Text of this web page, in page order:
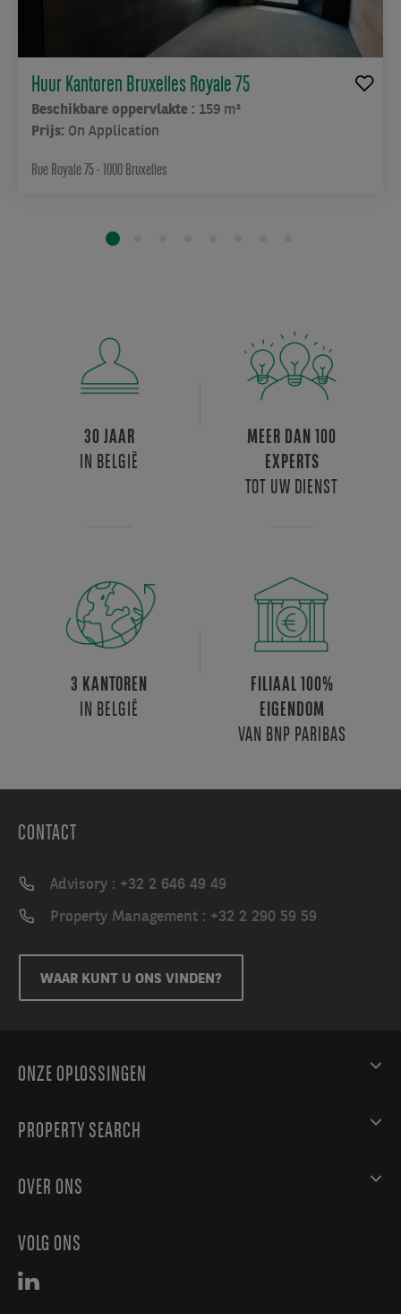
Huur Kantoren Bruxelles Royale 75
Beschikbare oppervlakte : 159 m²
Prijs: On Application
Rue Royale 75 - 1000 Bruxelles
30 JAAR
IN BELGIË
MEER DAN 100
EXPERTS
TOT UW DIENST
3 KANTOREN
IN BELGIË
FILIAAL 100%
EIGENDOM
VAN BNP PARIBAS
CONTACT
Advisory : +32 2 646 49 49
Property Management : +32 2 290 59 59
WAAR KUNT U ONS VINDEN?
ONZE OPLOSSINGEN
PROPERTY SEARCH
OVER ONS
VOLG ONS